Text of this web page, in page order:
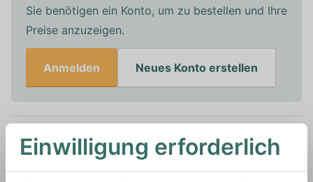
Sie benötigen ein Konto, um zu bestellen und Ihre
Preise anzuzeigen.
Anmelden Neues Konto erstellen
In den Warenkorb
Einwilligung erforderlich